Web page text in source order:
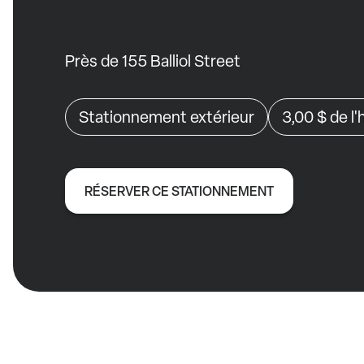
Près de 155 Balliol Street
Stationnement extérieur 3,00 $de
RÉSERVER CE STATIONNEMENT